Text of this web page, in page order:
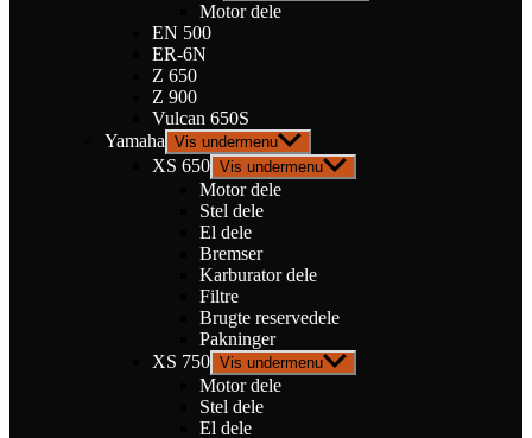
Motor dele
EN 500
ER-6N
Z 650
Z 900
Vulcan 650S
Yamaha Vis undermenu
XS 650 Vis undermenu
Motor dele
Stel dele
El dele
Bremser
Karburator dele
Filtre
Brugte reservedele
Pakninger
XS 750 Vis undermenu
Motor dele
Stel dele
El dele